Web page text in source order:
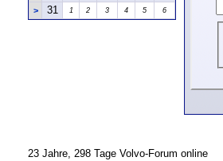
> 31 1 2 3 4 5 6
23 Jahre, 298 Tage Volvo-Forum online